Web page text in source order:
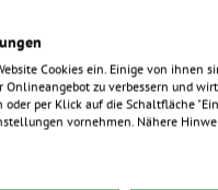
Cookies ein. Einige von ihnen
Onlineangebot zu verbessern und
oder per Klick auf die Schaltfläche
vornehmen. Nähere